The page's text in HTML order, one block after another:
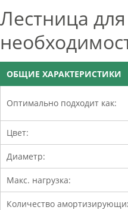
Лестница
ОБЩИЕ ХАРАКТЕРИСТИКИ
Оптимально подходит как:
Цвет:
Диаметр:
Макс. нагрузка:
Количество